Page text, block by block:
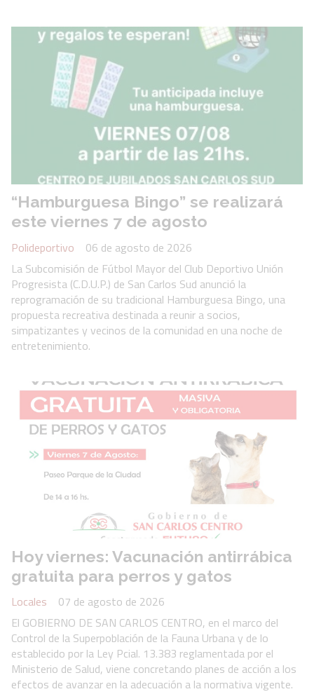
“Hamburguesa Bingo” se realizará
este viernes 7 de agosto
Polideportivo
06 de agosto de 2026
La Subcomisión de Fútbol Mayor del Club Deportivo Unión
Progresista (C.D.U.P.) de San Carlos Sud anunció la
reprogramación de su tradicional Hamburguesa Bingo, una
propuesta recreativa destinada a reunir a socios,
simpatizantes y vecinos de la comunidad en una noche de
entretenimiento.
Hoy viernes: Vacunación antirrábica
gratuita para perros y gatos
Locales
07 de agosto de 2026
El GOBIERNO DE SAN CARLOS CENTRO, en el marco del
Control de la Superpoblación de la Fauna Urbana y de lo
establecido por la Ley Pcial. 13.383 reglamentada por el
Ministerio de Salud, viene concretando planes de acción a los
efectos de avanzar en la adecuación a la normativa vigente.